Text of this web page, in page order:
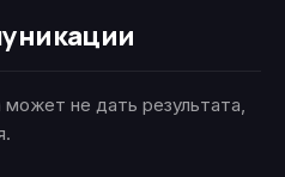
не дать результата,